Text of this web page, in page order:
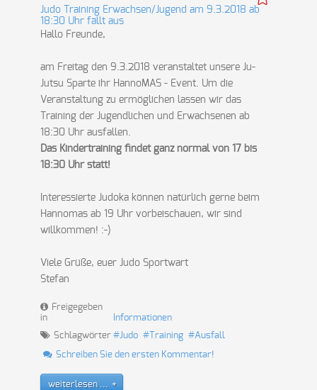
Judo Training Erwachsen/Jugend am 9.3.2018 ab
18:30 Uhr fällt aus
Hallo Freunde,
am Freitag den 9.3.2018 veranstaltet unsere Ju-
Jutsu Sparte ihr HannoMAS - Event. Um die
Veranstaltung zu ermöglichen lassen wir das
Training der Jugendlichen und Erwachsenen ab
18:30 Uhr ausfallen.
Das Kindertraining findet ganz normal von 17 bis
18:30 Uhr statt!
Interessierte Judoka können natürlich gerne beim
Hannomas ab 19 Uhr vorbeischauen, wir sind
willkommen! :-)
Viele Grüße, euer Judo Sportwart
Stefan
Freigegeben
in
Informationen
Schlagwörter
Judo Training Ausfall
Schreiben Sie den ersten Kommentar!
weiterlesen ...